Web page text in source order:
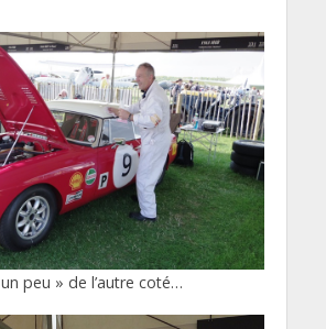
peu » de l’autre coté…